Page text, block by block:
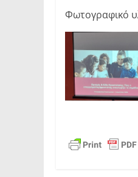
Φωτογραφικό